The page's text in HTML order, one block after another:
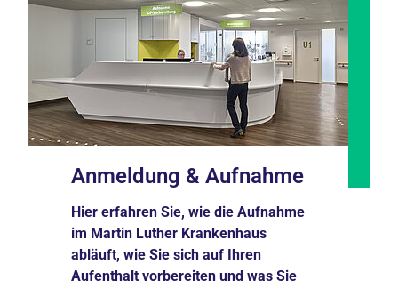
Anmeldung & Aufnahme
Hier erfahren Sie, wie die Aufnahme
im Martin Luther Krankenhaus
abläuft, wie Sie sich auf Ihren
Aufenthalt vorbereiten und was Sie